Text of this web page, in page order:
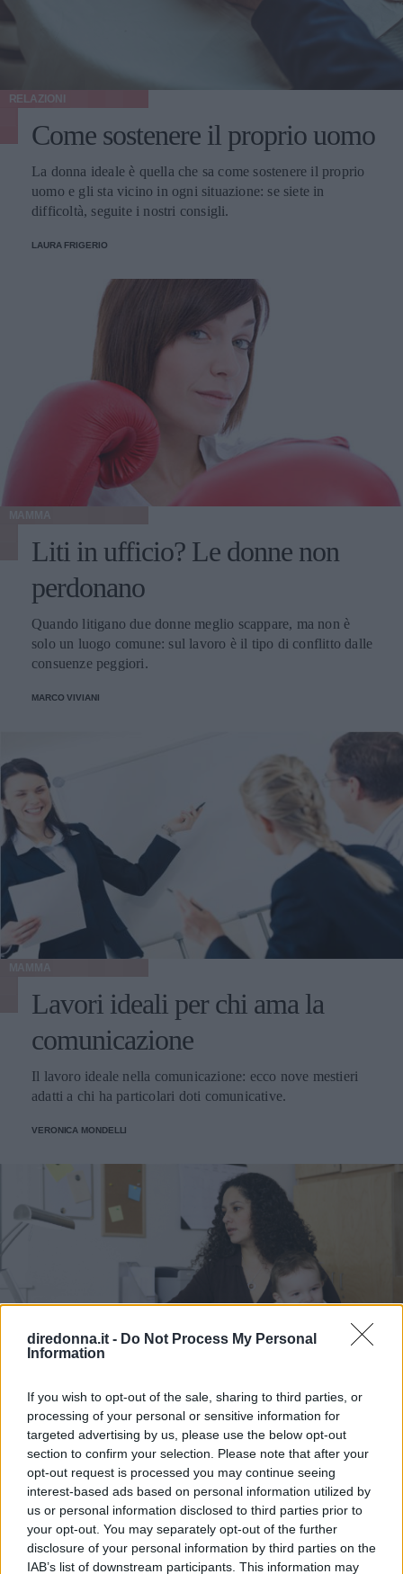
diredonna.it - Do Not Process My Personal
Information
If you wish to opt-out of the sale, sharing to third parties, or
processing of your personal or sensitive information for
targeted advertising by us, please use the below opt-out
section to confirm your selection. Please note that after your
opt-out request is processed you may continue seeing
interest-based ads based on personal information utilized by
us or personal information disclosed to third parties prior to
your opt-out. You may separately opt-out of the further
disclosure of your personal information by third parties on the
IAB’s list of downstream participants. This information may
RELAZIONI
Come sostenere il proprio uomo
La donna ideale è quella che sa come sostenere il proprio
uomo e gli sta vicino in ogni situazione: se siete in
difficoltà, seguite i nostri consigli.
LAURA FRIGERIO
Liti in ufficio? Le donne non
perdonano
Quando litigano due donne meglio scappare, ma non è
solo un luogo comune: sul lavoro è il tipo di conflitto dalle
consuenze peggiori.
MARCO VIVIANI
Lavori ideali per chi ama la
comunicazione
Il lavoro ideale nella comunicazione: ecco nove mestieri
adatti a chi ha particolari doti comunicative.
VERONICA MONDELLI
MAMMA
Portare il lavoro a casa causa
stress: come evitarlo?
Non riuscite a separare il lavoro dalla vostra vita
personale? Ecco qualche consiglio su come farlo, evitando
lo stress.